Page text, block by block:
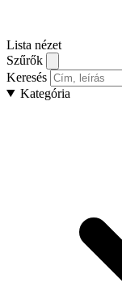
Lista nézet
Szűrők
Keresés
Kategória